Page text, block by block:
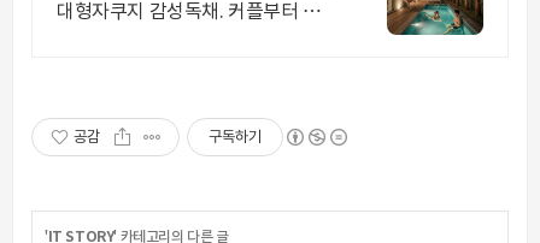
대형자쿠지 감성독채. 커플부터 대가
공감 구독하기
' IT STORY' 카테고리의 다른 글